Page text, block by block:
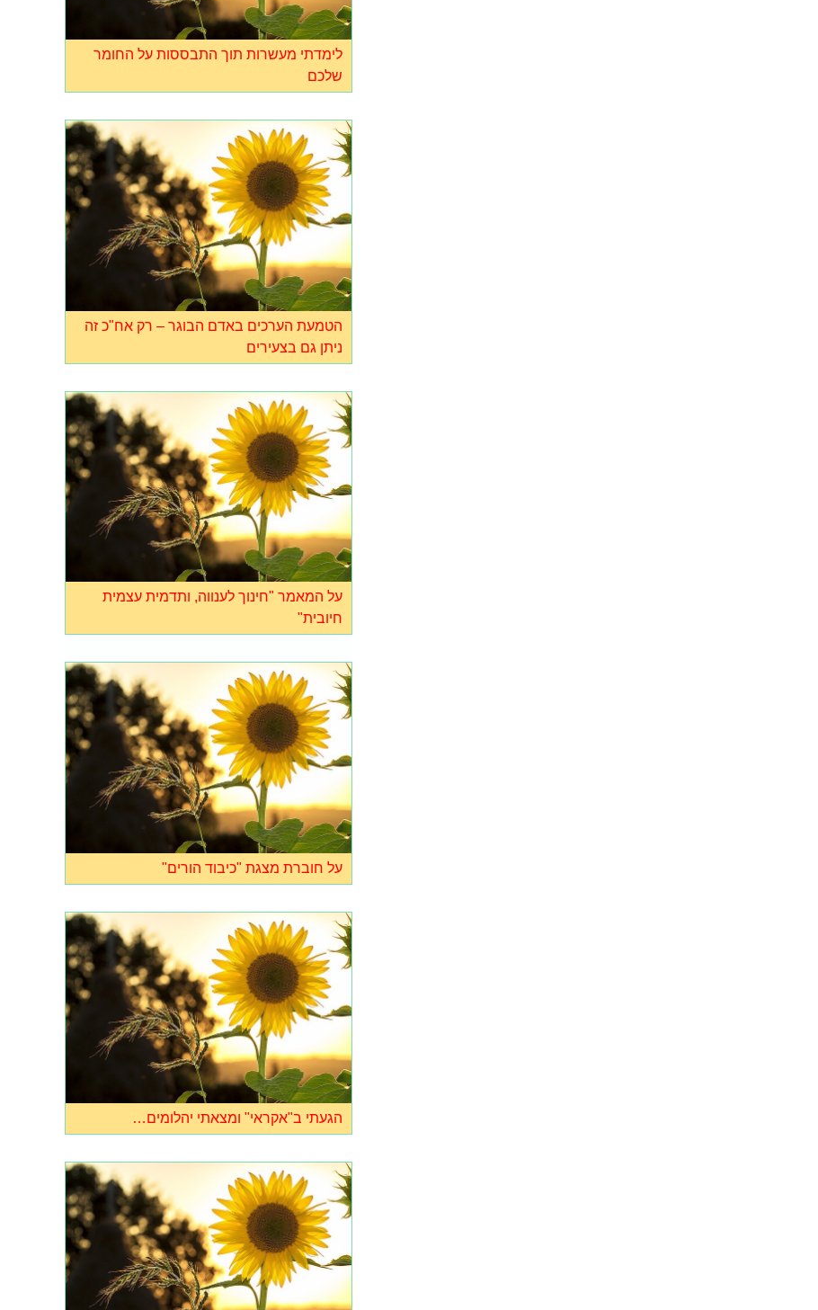
לימדתי מעשרות תוך התבססות על החומר
שלכם
הטמעת הערכים באדם הבוגר – רק אח"כ זה
ניתן גם בצעירים
על המאמר "חינוך לענווה, ותדמית עצמית
חיובית"
על חוברת מצגת "כיבוד הורים"
הגעתי ב"אקראי" ומצאתי יהלומים…